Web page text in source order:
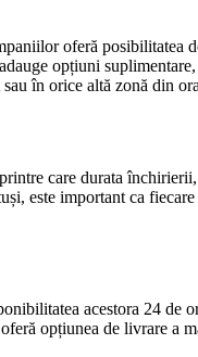
oferă
opțiuni
în orice altă zonă din
care durata
este important ca
acestora 24 de
opțiunea de livrare a